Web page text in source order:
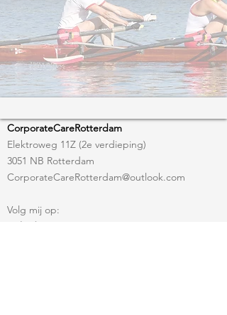
CorporateCareRotterdam
Elektroweg 11Z (2e verdieping)
3051 NB Rotterdam
CorporateCareRotterdam@outlook.com
Volg mij op:
LinkedIn: